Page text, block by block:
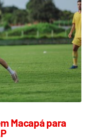
Macapá para